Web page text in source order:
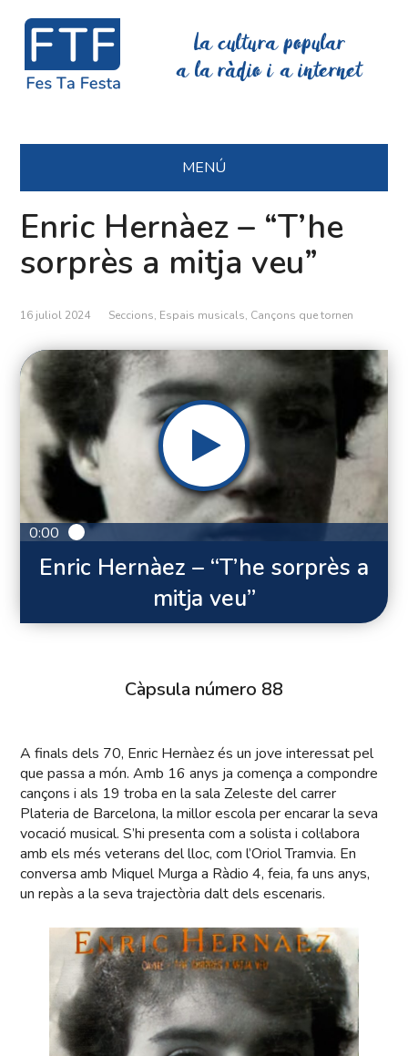
La cultura popular
a la ràdio i a internet
MENÚ
Enric Hernàez – “T’he
sorprès a mitja veu”
16 juliol 2024 Seccions, Espais musicals, Cançons que tornen
0:00
Enric Hernàez – “T’he sorprès a
mitja veu”
Càpsula número 88
A finals dels 70, Enric Hernàez és un jove interessat pel
que passa a món. Amb 16 anys ja comença a compondre
cançons i als 19 troba en la sala Zeleste del carrer
Plateria de Barcelona, la millor escola per encarar la seva
vocació musical. S’hi presenta com a solista i col·labora
amb els més veterans del lloc, com l’Oriol Tramvia. En
conversa amb Miquel Murga a Ràdio 4, feia, fa uns anys,
un repàs a la seva trajectòria dalt dels escenaris.